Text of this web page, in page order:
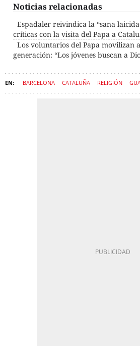
Noticias relacionadas
Espadaler reivindica la “sana
críticas con la visita del Papa a
Los voluntarios del Papa movilizan
generación: “Los jóvenes buscan a
BARCELONA CATALUÑA RELIGIÓN